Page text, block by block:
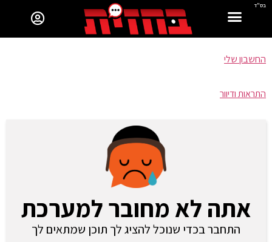
בס"ד
החשבון שלי
התראות ודיוור
אתה לא מחובר למערכת
התחבר בכדי שנוכל להציג לך תוכן שמתאים לך